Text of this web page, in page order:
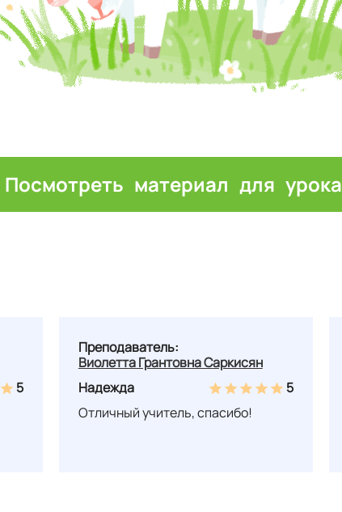
Посмотреть материал для урока
5
Преподаватель:
Виолетта Грантовна Саркисян
Надежда
5
Отличный учитель, спасибо!